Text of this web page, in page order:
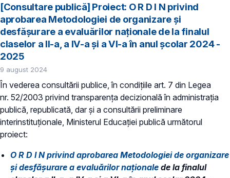
[Consultare publică] Proiect: O R D I N privind
aprobarea Metodologiei de organizare și
desfășurare a evaluărilor naționale de la finalul
claselor a II-a, a IV-a și a VI-a în anul școlar 2024 -
2025
9 august 2024
În vederea consultării publice, în condiţiile art. 7 din Legea
nr. 52/2003 privind transparenţa decizională în administraţia
publică, republicată, dar și a consultării preliminare
interinstituționale, Ministerul Educaţiei publică următorul
proiect:
O R D I N privind aprobarea Metodologiei de organizare
și desfășurare a evaluărilor naționale de la finalul